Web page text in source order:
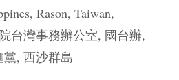
, Rason, Taiwan,
台灣事務辦公室, 國台辦,
黨, 西沙群島